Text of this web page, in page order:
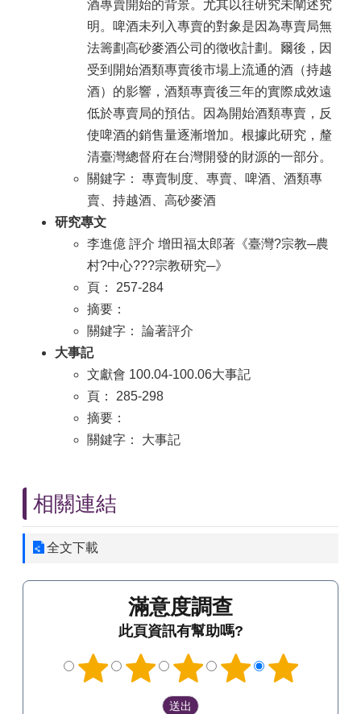
酒專賣開始的背景。尤其以往研究未闡述究
明。啤酒未列入專賣的對象是因為專賣局無
法籌劃高砂麥酒公司的徵收計劃。爾後，因
受到開始酒類專賣後市場上流通的酒（持越
酒）的影響，酒類專賣後三年的實際成效遠
低於專賣局的預估。因為開始酒類專賣，反
使啤酒的銷售量逐漸增加。根據此研究，釐
清臺灣總督府在台灣開發的財源的一部分。
關鍵字： 專賣制度、專賣、啤酒、酒類專
賣、持越酒、高砂麥酒
研究專文
李進億 評介 增田福太郎著《臺灣?宗教─農
村?中心???宗教研究─》
頁： 257-284
摘要：
關鍵字： 論著評介
大事記
文獻會 100.04-100.06大事記
頁： 285-298
摘要：
關鍵字： 大事記
相關連結
全文下載
滿意度調查
此頁資訊有幫助嗎?